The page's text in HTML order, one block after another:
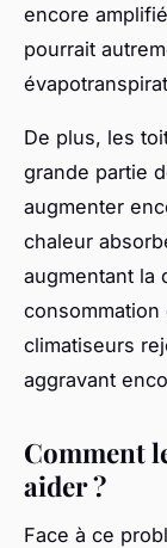
encore
pourrait
De plus, les
grande partie
augmenter
chaleur
augmentant la
consommation
climatiseurs
aggravant
Comment
aider ?
Face à ce